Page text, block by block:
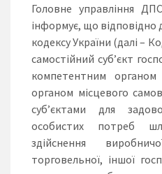
Головне управління
інформує, що відповідно
кодексу України (далі –
самостійний суб’єкт
компетентним
органом місцевого
суб’єктами для
особистих потреб
здійснення
торговельної, іншої